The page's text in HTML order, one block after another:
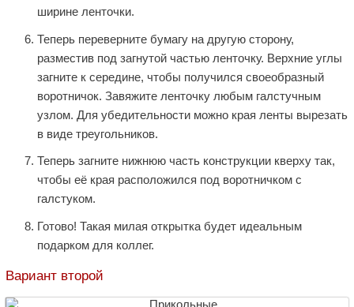
ширине ленточки.
Теперь переверните бумагу на другую сторону,
разместив под загнутой частью ленточку. Верхние углы
загните к середине, чтобы получился своеобразный
воротничок. Завяжите ленточку любым галстучным
узлом. Для убедительности можно края ленты вырезать
в виде треугольников.
Теперь загните нижнюю часть конструкции кверху так,
чтобы её края расположился под воротничком с
галстуком.
Готово! Такая милая открытка будет идеальным
подарком для коллег.
Вариант второй